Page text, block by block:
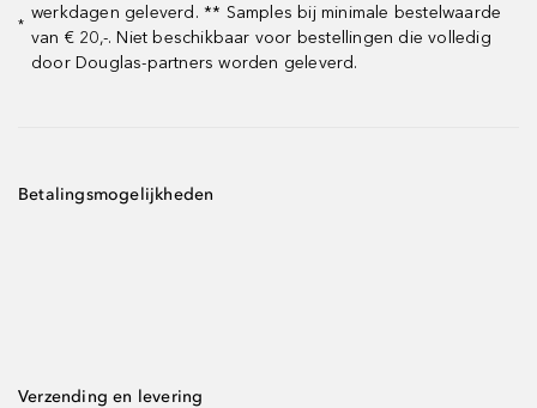
*
werkdagen geleverd. ** Samples bij minimale bestelwaarde
van € 20,-. Niet beschikbaar voor bestellingen die volledig
door Douglas-partners worden geleverd.
Betalingsmogelijkheden
Verzending en levering